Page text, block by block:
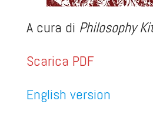
A cura di Philosophy
Scarica PDF
English version